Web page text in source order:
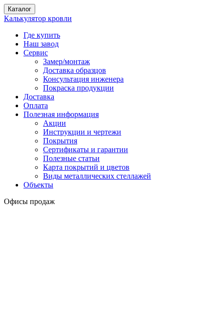
Каталог
Калькулятор кровли
Где купить
Наш завод
Сервис
Замер/монтаж
Доставка образцов
Консультация инженера
Покраска продукции
Доставка
Оплата
Полезная информация
Акции
Инструкции и чертежи
Покрытия
Сертификаты и гарантии
Полезные статьи
Карта покрытий и цветов
Виды металлических стеллажей
Объекты
Офисы продаж